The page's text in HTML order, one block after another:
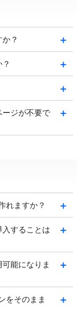
？
ージが不要で
れますか？
入することは
能になりま
をそのまま